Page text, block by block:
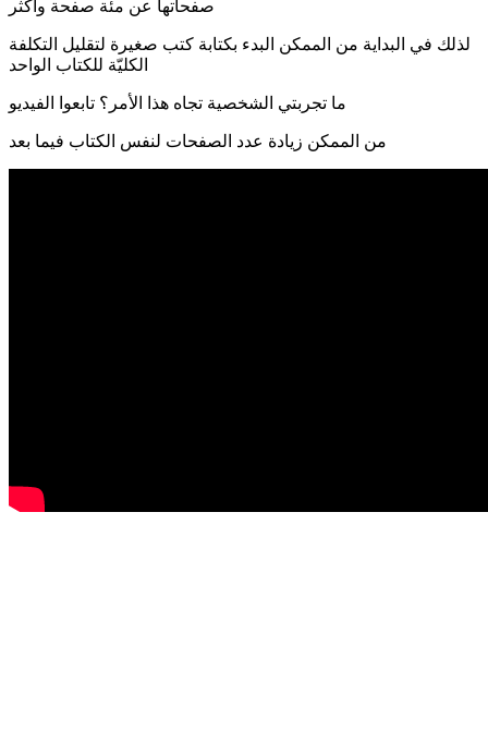
صفحاتها عن مئة صفحة وأكثر
لذلك في البداية من الممكن البدء بكتابة كتب صغيرة لتقليل التكلفة
الكليّة للكتاب الواحد
ما تجربتي الشخصية تجاه هذا الأمر؟ تابعوا الفيديو
من الممكن زيادة عدد الصفحات لنفس الكتاب فيما بعد